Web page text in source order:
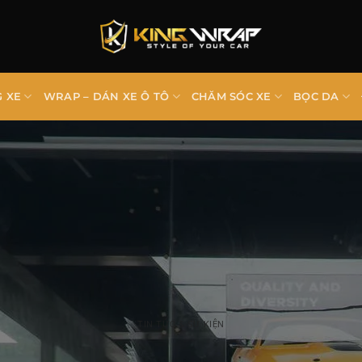
XE WRAP – DÁN XE Ô TÔ CHĂM SÓC XE BỌC DA
TIN TỨC & SỰ KIỆN
hiệu PPF uy tín được tin dùng